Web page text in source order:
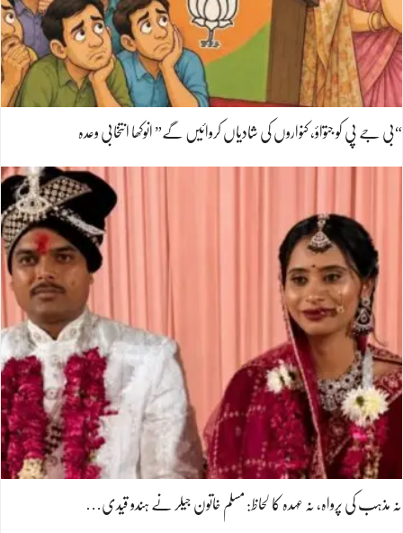
“بی جے پی کو جتواؤ، کنواروں کی شادیاں کروائیں گے” انوکھا انتخابی وعدہ
نہ مذہب کی پرواہ، نہ عہدہ کا لحاظ: مسلم خاتون جیلر نے ہندو قیدی…